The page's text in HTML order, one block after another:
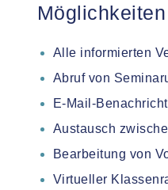
Alle informierten
Abruf von
E-Mail-
Austausch
Bearbeitung von
Virtueller